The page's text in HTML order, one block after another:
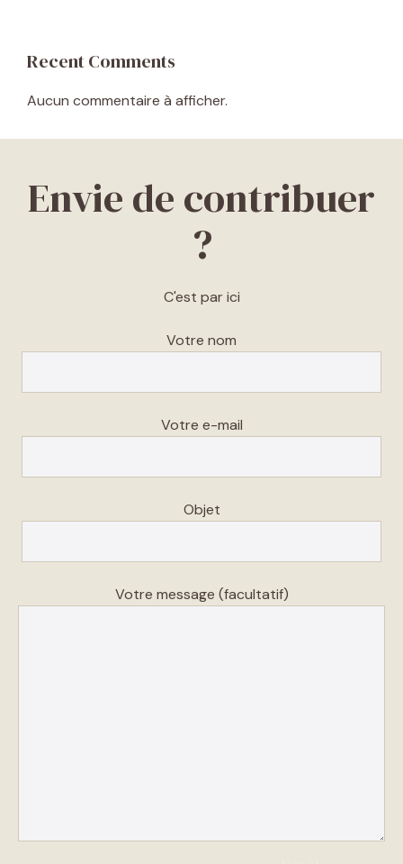
Recent Comments
Aucun commentaire à afficher.
Envie de contribuer
?
C'est par ici
Votre nom
Votre e-mail
Objet
Votre message (facultatif)